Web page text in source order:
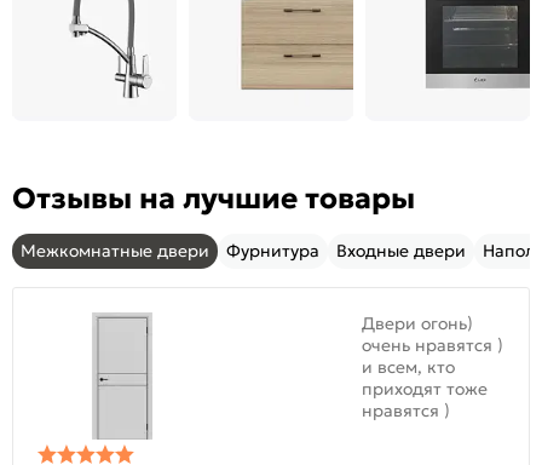
Отзывы на лучшие товары
Межкомнатные двери Фурнитура Входные двери
Двери огонь)
очень нравятся )
и всем, кто
приходят тоже
нравятся )